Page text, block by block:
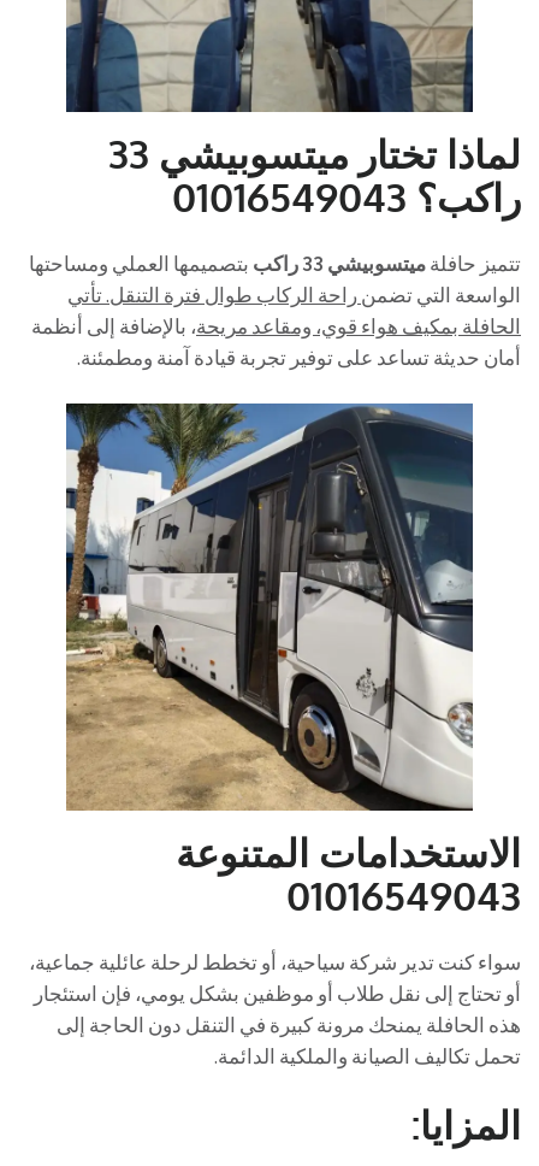
لماذا تختار ميتسوبيشي 33
راكب؟ 01016549043
تتميز حافلةميتسوبيشي 33 راكب
بتصميمها العملي ومساحتها
الواسعة التي تضمنراحة الركاب طوال فترة التنقل. تأتي
الحافلة بمكيف هواء قوي، ومقاعد مريحة، بالإضافة إلى أنظمة
أمان حديثة تساعد على توفير تجربة قيادة آمنة ومطمئنة.
الاستخدامات المتنوعة
01016549043
سواء كنت تدير شركة سياحية، أو تخطط لرحلة عائلية جماعية،
أو تحتاج إلى نقل طلاب أو موظفين بشكل يومي، فإن استئجار
هذه الحافلة يمنحك مرونة كبيرة في التنقل دون الحاجة إلى
تحمل تكاليف الصيانة والملكية الدائمة.
المزايا: